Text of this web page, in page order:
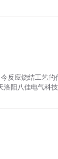
到节能减耗，
凝炉有什么性
应烧结工艺的
阳八佳电气科
制。基本上杜
就是这么鲜明